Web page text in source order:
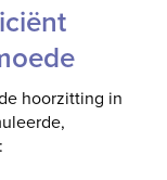
hoorzitting in